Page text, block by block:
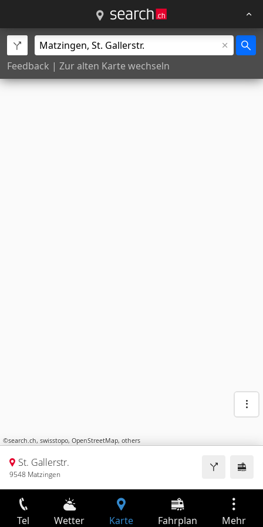
Feedback | Zur alten Karte wechseln
©search.ch, swisstopo, OpenStreetMap, others
St. Gallerstr.
9548 Matzingen
Tel Wetter Karte Fahrplan Mehr